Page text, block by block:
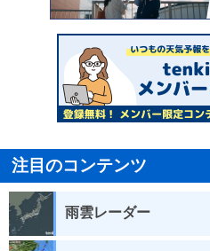
注目のコンテンツ
雨雲レーダー